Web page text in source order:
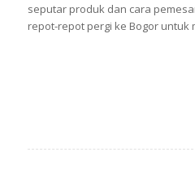
seputar produk dan cara
repot-repot pergi ke Bogor untuk